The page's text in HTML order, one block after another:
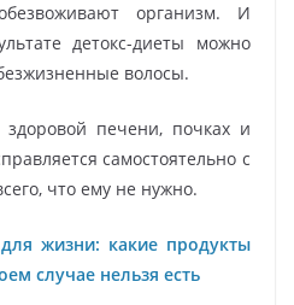
организм. И
детокс-диеты можно
волосы.
печени, почках и
самостоятельно с
что ему не нужно.
жизни: какие продукты
случае нельзя есть